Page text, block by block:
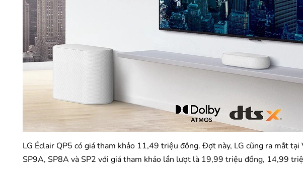
LG Éclair QP5 có giá tham khảo 11,49 triệu đồng. Đợt này, LG cũng ra mắt
SP9A, SP8A và SP2 với giá tham khảo lần lượt là 19,99 triệu đồng, 14,99